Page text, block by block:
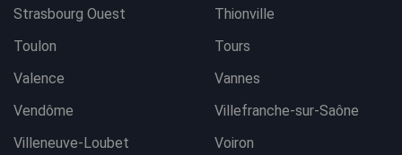
Strasbourg Ouest
Thionville
Toulon
Tours
Valence
Vannes
Vendôme
Villefranche-sur-Saône
Villeneuve-Loubet
Voiron